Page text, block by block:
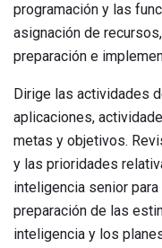
programación y las
asignación de
preparación e
Dirige las actividades
aplicaciones,
metas y objetivos.
y las prioridades
inteligencia senior
preparación de las
inteligencia y los